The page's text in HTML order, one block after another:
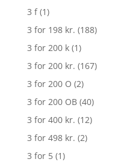
3 f (1)
3 for 198 kr. (188)
3 for 200 k (1)
3 for 200 kr. (167)
3 for 200 O (2)
3 for 200 OB (40)
3 for 400 kr. (12)
3 for 498 kr. (2)
3 for 5 (1)